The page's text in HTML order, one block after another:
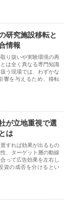
研究施設移転と
情報
り扱いや実験環境の再
は全く異なる専門知識
う現場では、わずかな
響を与えるため、移転
が立地重視で選
は
すれば効果が出るもの
、ターゲット層の動線
って広告効果を左右し
資の成否を分けるとい